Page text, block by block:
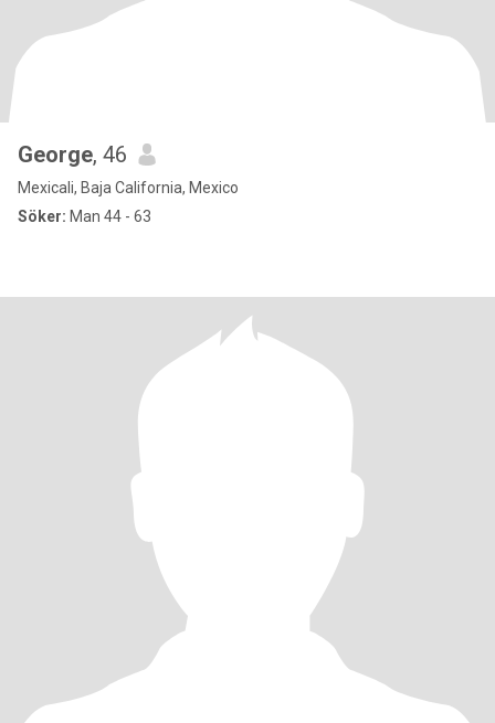
George, 46
Mexicali, Baja California, Mexico
Söker: Man 44 - 63